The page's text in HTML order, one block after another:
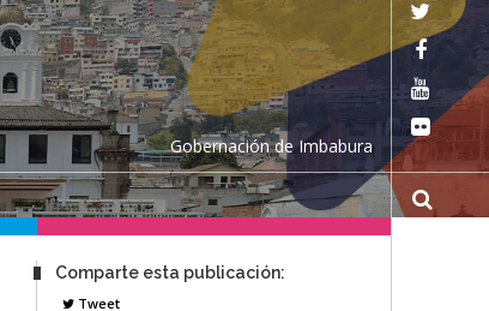
Gobernación de Imbabura
Comparte esta publicación:
Tweet